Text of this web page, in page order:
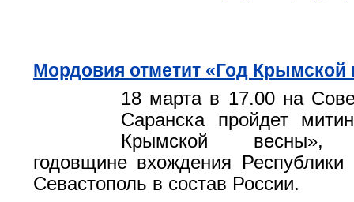
Мордовия отметит «Год Крымской
18 марта в 17.00 на
Саранска пройдет
Крымской весны»,
годовщине вхождения
Севастополь в состав России.